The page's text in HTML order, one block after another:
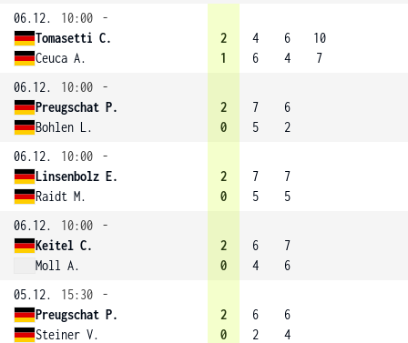
06.12.
10:00
-
Tomasetti C.
Ceuca A.
2
1
4
6
6
4
10
7
06.12.
10:00
-
Preugschat P.
Bohlen L.
2
0
7
5
6
2
06.12.
10:00
-
Linsenbolz E.
Raidt M.
2
0
7
5
7
5
06.12.
10:00
-
Keitel C.
Moll A.
2
0
6
4
7
6
05.12.
15:30
-
Preugschat P.
Steiner V.
2
0
6
2
6
4